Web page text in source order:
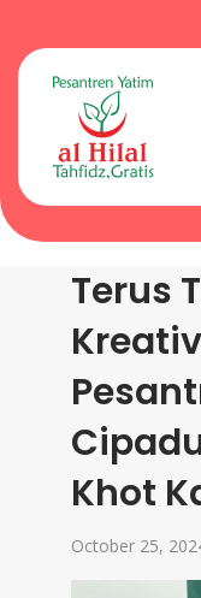
Terus
Khot
October 25,